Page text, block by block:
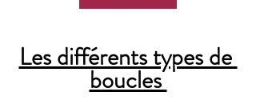
Les différents types de
boucles